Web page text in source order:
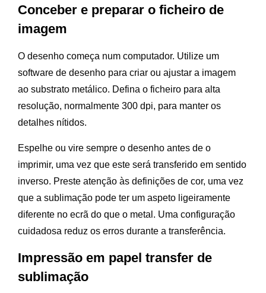
Conceber e preparar o ficheiro de
imagem
O desenho começa num computador. Utilize um
software de desenho para criar ou ajustar a imagem
ao substrato metálico. Defina o ficheiro para alta
resolução, normalmente 300 dpi, para manter os
detalhes nítidos.
Espelhe ou vire sempre o desenho antes de o
imprimir, uma vez que este será transferido em sentido
inverso. Preste atenção às definições de cor, uma vez
que a sublimação pode ter um aspeto ligeiramente
diferente no ecrã do que o metal. Uma configuração
cuidadosa reduz os erros durante a transferência.
Impressão em papel transfer de
sublimação